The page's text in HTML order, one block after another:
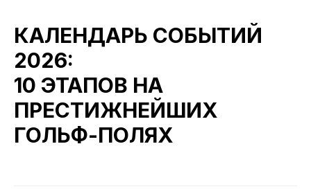
КАЛЕНДАРЬ СОБЫТИЙ
2026:
10 ЭТАПОВ НА
ПРЕСТИЖНЕЙШИХ
ГОЛЬФ-ПОЛЯХ